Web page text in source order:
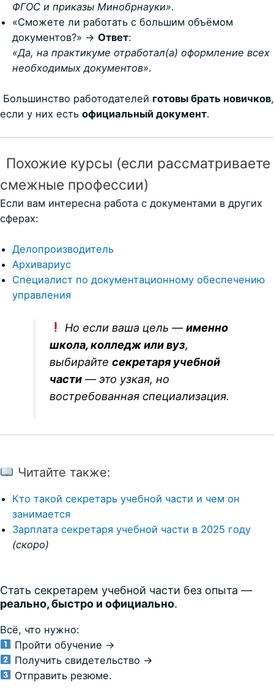
ФГОС и приказы Минобрнауки».
«Сможете ли работать с большим объёмом
документов?» → Ответ:
«Да, на практикуме отработал(а) оформление всех
необходимых документов».
Большинство работодателей готовы брать новичков,
если у них есть официальный документ.
Похожие курсы (если рассматриваете
смежные профессии)
Если вам интересна работа с документами в других
сферах:
Делопроизводитель
Архивариус
Специалист по документационному обеспечению
управления
Но если ваша цель —именно
школа, колледж или вуз,
выбирайте секретаря учебной
части— это узкая, но
востребованная специализация.
Читайте также:
Кто такой секретарь учебной части и чем он
занимается
Зарплата секретаря учебной части в 2025 году
(скоро)
Стать секретарем учебной части без опыта —
реально, быстро и официально.
Всё, что нужно:
Пройти обучение →
Получить свидетельство →
Отправить резюме.